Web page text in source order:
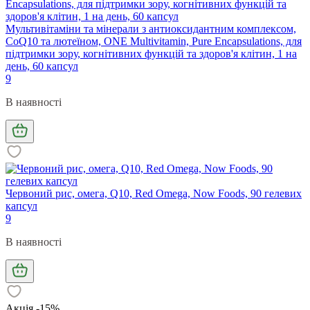
Мультивітаміни та мінерали з антиоксидантним комплексом,
CoQ10 та лютеїном, ONE Multivitamin, Pure Encapsulations, для
підтримки зору, когнітивних функцій та здоров'я клітин, 1 на
день, 60 капсул
9
В наявності
Червоний рис, омега, Q10, Red Omega, Now Foods, 90 гелевих
капсул
9
В наявності